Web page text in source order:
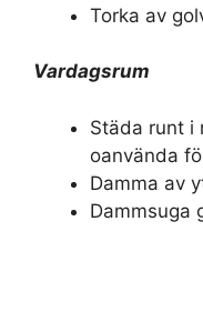
Torka av
Vardagsrum
Städa runt i
oanvända
Damma av
Dammsuga